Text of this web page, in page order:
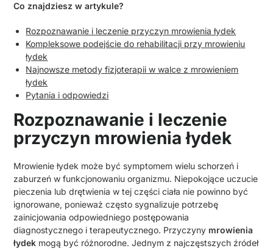
Co znajdziesz w artykule?
Rozpoznawanie i leczenie przyczyn mrowienia łydek
Kompleksowe podejście do rehabilitacji przy mrowieniu
łydek
Najnowsze metody fizjoterapii w walce z mrowieniem
łydek
Pytania i odpowiedzi
Rozpoznawanie i leczenie
przyczyn mrowienia łydek
Mrowienie łydek może być symptomem wielu schorzeń i
zaburzeń w funkcjonowaniu organizmu. Niepokojące uczucie
pieczenia lub drętwienia w tej części ciała nie powinno być
ignorowane, ponieważ często sygnalizuje potrzebę
zainicjowania odpowiedniego postępowania
diagnostycznego i terapeutycznego. Przyczyny mrowienia
łydek mogą być różnorodne. Jednym z najczęstszych źródeł